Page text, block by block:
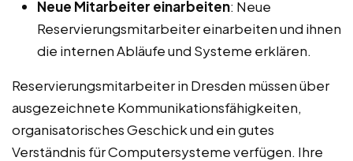
Neue Mitarbeiter einarbeiten: Neue
Reservierungsmitarbeiter einarbeiten und ihnen
die internen Abläufe und Systeme erklären.
Reservierungsmitarbeiter in Dresden müssen über
ausgezeichnete Kommunikationsfähigkeiten,
organisatorisches Geschick und ein gutes
Verständnis für Computersysteme verfügen. Ihre